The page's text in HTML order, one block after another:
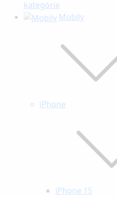
kategórie
Mobily
iPhone
iPhone 15